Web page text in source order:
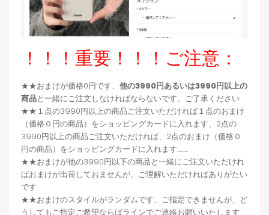
！！！重要！！！ご注意：
★★おまけが価格0円です、 他の3990円あるいは3990円以上の
商品と一緒にご注文しなければならないです、ご了承ください
★★１点の3990円以上の商品ご注文いただければ１点のおまけ
（価格０円の商品）をショッピングカードに入れます、2点の
3990円以上の商品ご注文いただければ、2点のおまけ（価格０
円の商品）をショッピングカードに入れます.........
★★おまけが他の3990円以下の商品と一緒にご注文いただけれ
ばおまけが出荷しておませんが、ご理解いただければありがたい
です
★★おまけのスタイルがランダムです、ご指定できませんが、ど
うしてもご指定ご希望ならばラインでご連絡お願いいたします